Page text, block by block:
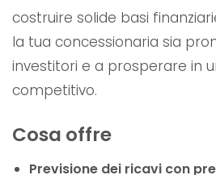
costruire solide basi
la tua concessionaria sia
investitori e a prosperare in
competitivo.
Cosa offre
Previsione dei ricavi con